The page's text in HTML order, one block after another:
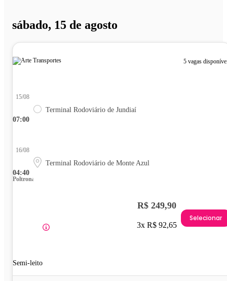
sábado, 15 de agosto
5 vagas
07:00
15/08
Terminal Rodoviário de Jundiaí
04:40
16/08
Terminal Rodoviário de Monte Azul
Poltrona
Semi-leito
R$ 249,90
3x R$ 92,65
Selecionar